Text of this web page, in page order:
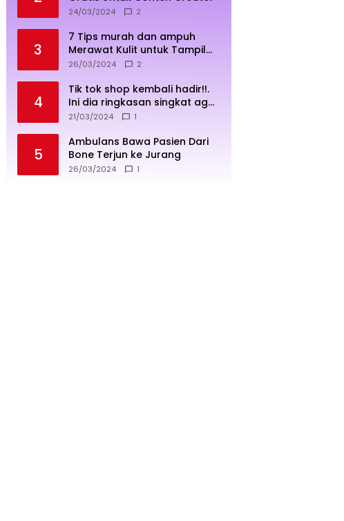
24/03/2024 2
3
7 Tips murah dan ampuh
Merawat Kulit untuk Tampil
Sehat dan Cerah
26/03/2024 2
4
Tik tok shop kembali hadir!!.
Ini dia ringkasan singkat agar
penjualan lebih sukses
21/03/2024 1
5
Ambulans Bawa Pasien Dari
Bone Terjun ke Jurang
26/03/2024 1